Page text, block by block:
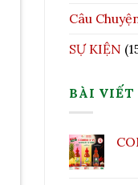
Câu
SỰ KIỆN
BÀI VIẾT